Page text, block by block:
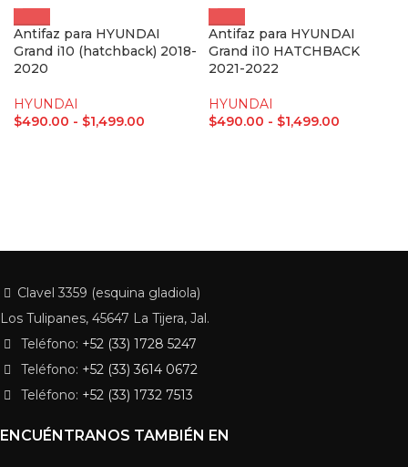
Antifaz para HYUNDAI
Grand i10 (hatchback) 2018-
2020
HYUNDAI
$490.00 - $1,499.00
Antifaz para HYUNDAI
Grand i10 HATCHBACK
2021-2022
HYUNDAI
$490.00 - $1,499.00
Clavel 3359 (esquina gladiola)
Los Tulipanes, 45647 La Tijera, Jal.
Teléfono: +52 (33) 1728 5247
Teléfono: +52 (33) 3614 0672
Teléfono: +52 (33) 1732 7513
ENCUÉNTRANOS TAMBIÉN EN